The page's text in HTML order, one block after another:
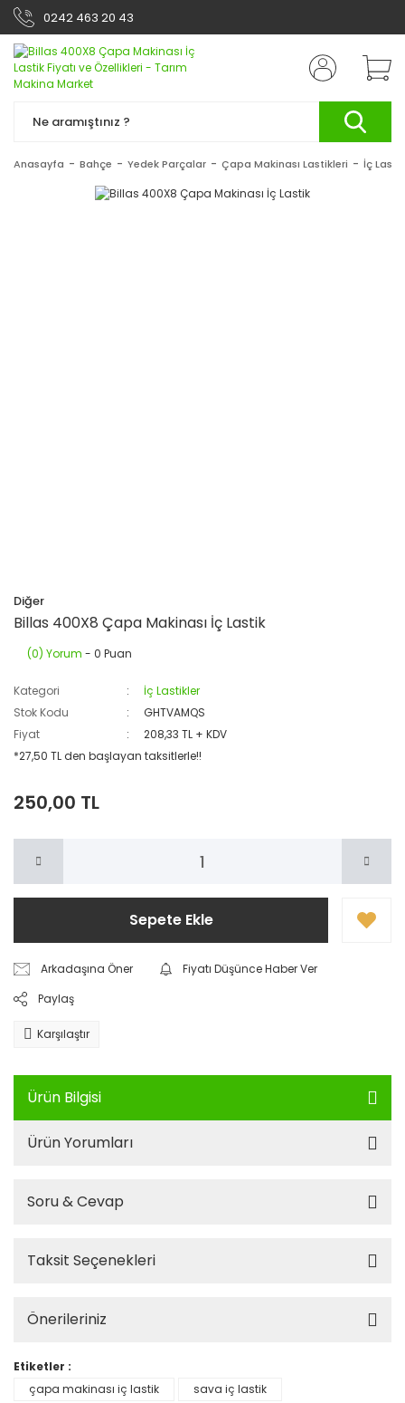
0242 463 20 43
Anasayfa Bahçe Yedek Parçalar Çapa Makinası Lastikleri İç
Diğer
Billas 400X8 Çapa Makinası İç Lastik
(0) Yorum - 0 Puan
Kategori
İç Lastikler
Stok Kodu
GHTVAMQS
Fiyat
208,33 TL + KDV
*27,50 TL den başlayan taksitlerle!!
250,00 TL
Sepete Ekle
Arkadaşına Öner
Fiyatı Düşünce Haber Ver
Paylaş
Karşılaştır
Ürün Bilgisi
Ürün Yorumları
Soru & Cevap
Taksit Seçenekleri
Önerileriniz
Etiketler :
çapa makinası iç lastik
sava iç lastik